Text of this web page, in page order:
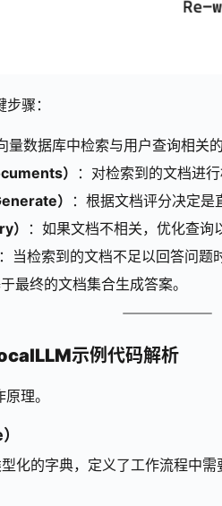
骤：
量数据库中检索与用户查询相关的
）
：对检索到的文档进
）
：根据文档评分决定是
）
：如果文档不相关，优化查询
：当检索到的文档不足以回答问题
最终的文档集合生成答案。
示例代码解析
理。
化的字典，定义了工作流程中需